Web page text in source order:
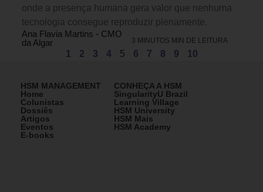
onde a presença humana gera valor que nenhuma
tecnologia consegue reproduzir plenamente.
Ana Flavia Martins - CMO
da Algar
3 MINUTOS MIN DE LEITURA
1 2 3 4 5 6 7 8 9 10
HSM MANAGEMENT
Home
Colunistas
Dossiês
Artigos
Eventos
E-books
CONHEÇA A HSM
SingularityU Brazil
Learning Village
HSM University
HSM Mais
HSM Academy